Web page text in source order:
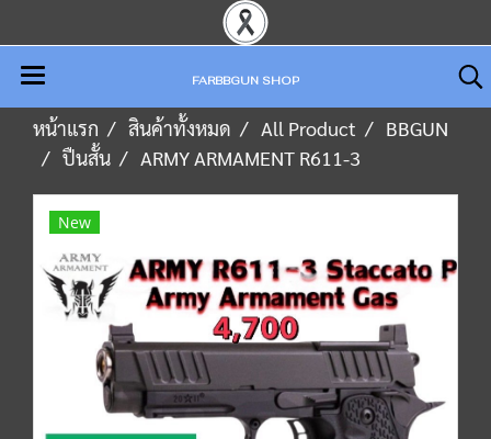
FARBBGUN SHOP
หน้าแรก สินค้าทั้งหมด All Product
BBGUN
ปืนสั้น
ARMY ARMAMENT R611-3
New